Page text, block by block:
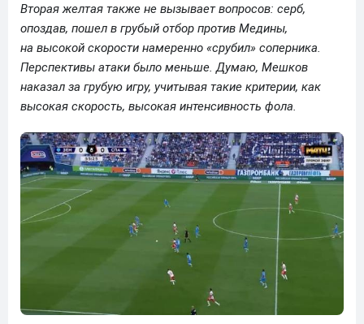
Вторая желтая также не вызывает вопросов: серб,
опоздав, пошел в грубый отбор против Медины,
на высокой скорости намеренно «срубил» соперника.
Перспективы атаки было меньше. Думаю, Мешков
наказал за грубую игру, учитывая такие критерии, как
высокая скорость, высокая интенсивность фола.